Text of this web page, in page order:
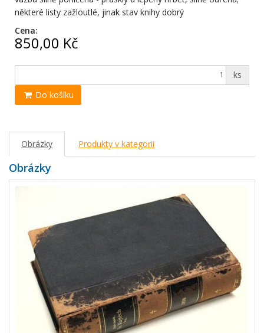
některé listy zažloutlé, jinak stav knihy dobrý
Cena:
850,00 Kč
ks
Do košíku
Obrázky Produkty v kategorii
Obrázky